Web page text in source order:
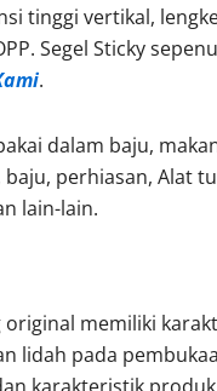
tinggi vertikal,
Segel Sticky
.
dalam baju,
perhiasan, Alat
lain-lain.
original memiliki
lidah pada